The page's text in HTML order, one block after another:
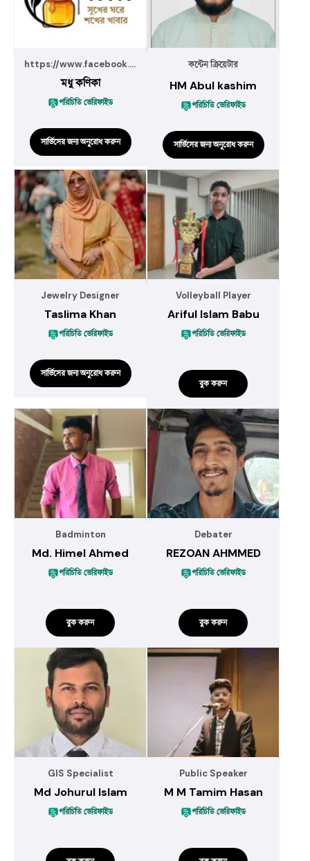
https://www.facebook.com/profi
মধু কণিকা
পরিচিতি ভেরিফাইড
সার্ভিসের জন্য অনুরোধ করুন
কন্টেন ক্রিয়েটার
HM Abul kashim
পরিচিতি ভেরিফাইড
সার্ভিসের জন্য অনুরোধ করুন
Jewelry Designer
Taslima Khan
পরিচিতি ভেরিফাইড
সার্ভিসের জন্য অনুরোধ করুন
Volleyball Player
Ariful Islam Babu
পরিচিতি ভেরিফাইড
বুক করুন
Badminton
Md. Himel Ahmed
পরিচিতি ভেরিফাইড
বুক করুন
Debater
REZOAN AHMMED
পরিচিতি ভেরিফাইড
বুক করুন
GIS Specialist
Md Johurul Islam
পরিচিতি ভেরিফাইড
Public Speaker
M M Tamim Hasan
পরিচিতি ভেরিফাইড